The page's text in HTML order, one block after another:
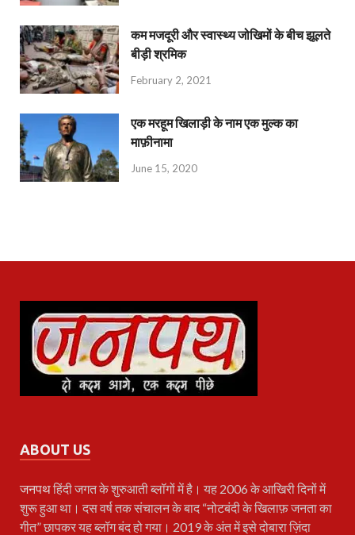
कम मजदूरी और स्वास्थ्य जोखिमों के बीच झूलते
बीड़ी श्रमिक
February 2, 2021
एक मरहूम खिलाड़ी के नाम एक मुल्क का
माफ़ीनामा
June 15, 2020
ABOUT US
जनपथहिंदी जगत के शुरुआती ब्लॉगों में है। यह 2006 के आखिरी दिनों में
शुरू हुआ था। दस वर्ष तक संचालन के बाद “नोटबंदी के खिलाफ़ जनता का
गीत” छापकर यह ब्लॉग बंद हो गया। 2019 के अंत में इसे दोबारा ज़िंदा